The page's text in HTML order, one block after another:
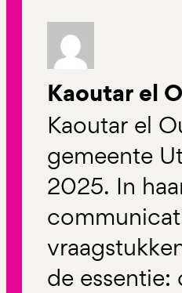
Kaoutar el
Kaoutar el
gemeente
2025. In
de